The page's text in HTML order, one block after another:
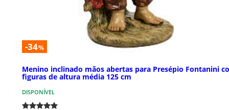
-34%
Menino inclinado mãos abertas para Presépio Fontanini
figuras de altura média 125 cm
DISPONÍVEL